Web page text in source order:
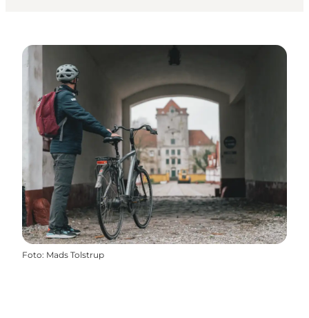
Foto: Mads Tolstrup